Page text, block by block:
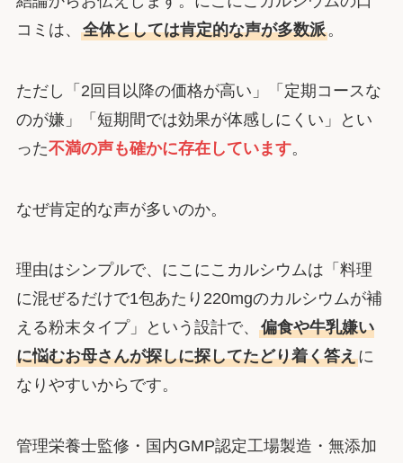
コミは、 全体としては肯定的な声が多数派。
ただし「2回目以降の価格が高い」「定期コースな
のが嫌」「短期間では効果が体感しにくい」とい
った不満の声も確かに存在しています。
なぜ肯定的な声が多いのか。
理由はシンプルで、にこにこカルシウムは「料理
に混ぜるだけで1包あたり220mgのカルシウムが補
える粉末タイプ」という設計で、 偏食や牛乳嫌い
に悩むお母さんが探しに探してたどり着く答えに
なりやすいからです。
管理栄養士監修・国内GMP認定工場製造・無添加